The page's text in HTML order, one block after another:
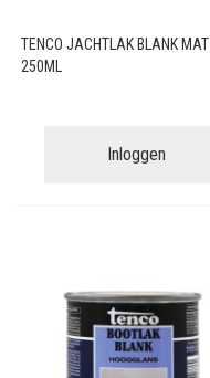
TENCO JACHTLAK BLANK MAT
250ML
Inloggen